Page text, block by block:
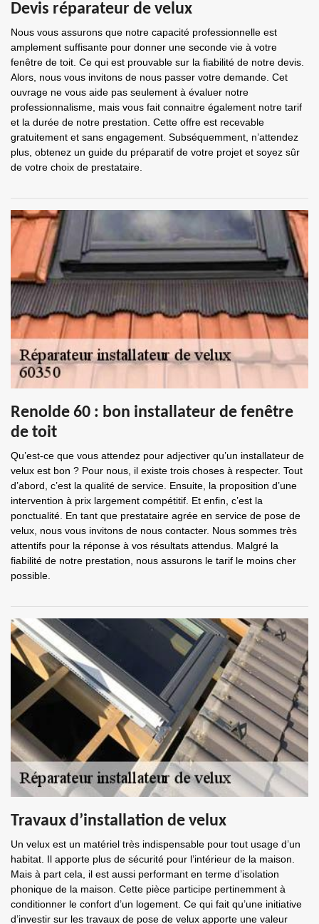
Devis réparateur de velux
Nous vous assurons que notre capacité professionnelle est
amplement suffisante pour donner une seconde vie à votre
fenêtre de toit. Ce qui est prouvable sur la fiabilité de notre devis.
Alors, nous vous invitons de nous passer votre demande. Cet
ouvrage ne vous aide pas seulement à évaluer notre
professionnalisme, mais vous fait connaitre également notre tarif
et la durée de notre prestation. Cette offre est recevable
gratuitement et sans engagement. Subséquemment, n’attendez
plus, obtenez un guide du préparatif de votre projet et soyez sûr
de votre choix de prestataire.
Renolde 60 : bon installateur de fenêtre
de toit
Qu’est-ce que vous attendez pour adjectiver qu’un installateur de
velux est bon ? Pour nous, il existe trois choses à respecter. Tout
d’abord, c’est la qualité de service. Ensuite, la proposition d’une
intervention à prix largement compétitif. Et enfin, c’est la
ponctualité. En tant que prestataire agrée en service de pose de
velux, nous vous invitons de nous contacter. Nous sommes très
attentifs pour la réponse à vos résultats attendus. Malgré la
fiabilité de notre prestation, nous assurons le tarif le moins cher
possible.
Travaux d’installation de velux
Un velux est un matériel très indispensable pour tout usage d’un
habitat. Il apporte plus de sécurité pour l’intérieur de la maison.
Mais à part cela, il est aussi performant en terme d’isolation
phonique de la maison. Cette pièce participe pertinemment à
conditionner le confort d’un logement. Ce qui fait qu’une initiative
d’investir sur les travaux de pose de velux apporte une valeur